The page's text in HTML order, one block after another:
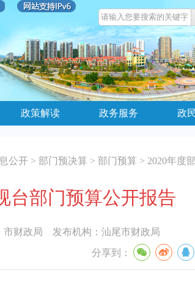
政策解读 政务服务 政
公开 > 部门预决算 > 部门预算 > 2020年度
台部门预算公开报告
市财政局 发布机构： 汕尾市财政局
分享到：